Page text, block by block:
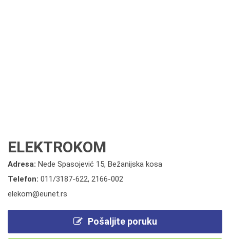
ELEKTROKOM
Adresa: Nede Spasojević 15, Bežanijska kosa
Telefon: 011/3187-622, 2166-002
elekom@eunet.rs
Pošaljite poruku